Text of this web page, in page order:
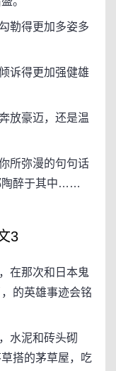
勒得更加多姿多
诉得更加强健雄
放豪迈，还是温
所弥漫的句句话
陶醉于其中……
3
在那次和日本鬼
的英雄事迹会铭
水泥和砖头砌
搭的茅草屋，吃